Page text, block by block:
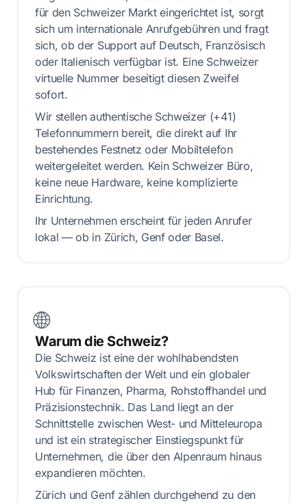
für den Schweizer Markt eingerichtet ist, sorgt
sich um internationale Anrufgebühren und fragt
sich, ob der Support auf Deutsch, Französisch
oder Italienisch verfügbar ist. Eine Schweizer
virtuelle Nummer beseitigt diesen Zweifel
sofort.
Wir stellen authentische Schweizer (+41)
Telefonnummern bereit, die direkt auf Ihr
bestehendes Festnetz oder Mobiltelefon
weitergeleitet werden. Kein Schweizer Büro,
keine neue Hardware, keine komplizierte
Einrichtung.
Ihr Unternehmen erscheint für jeden Anrufer
lokal — ob in Zürich, Genf oder Basel.
🌐
Warum die Schweiz?
Die Schweiz ist eine der wohlhabendsten
Volkswirtschaften der Welt und ein globaler
Hub für Finanzen, Pharma, Rohstoffhandel und
Präzisionstechnik. Das Land liegt an der
Schnittstelle zwischen West- und Mitteleuropa
und ist ein strategischer Einstiegspunkt für
Unternehmen, die über den Alpenraum hinaus
expandieren möchten.
Zürich und Genf zählen durchgehend zu den